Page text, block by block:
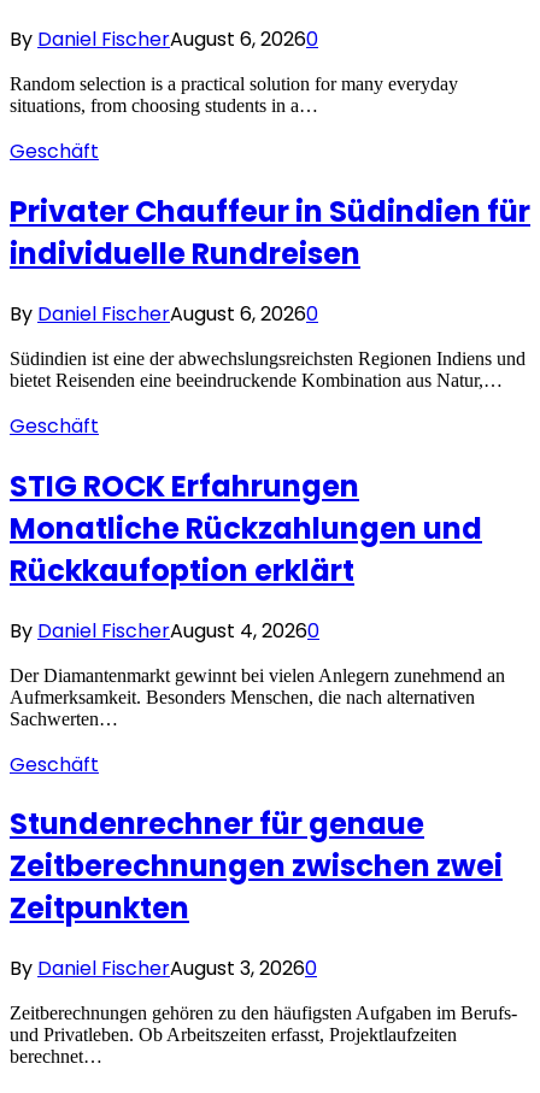
By Daniel FischerAugust 6, 20260
Random selection is a practical solution for many everyday
situations, from choosing students in a…
Geschäft
Privater Chauffeur in Südindien für
individuelle Rundreisen
By Daniel FischerAugust 6, 20260
Südindien ist eine der abwechslungsreichsten Regionen Indiens und
bietet Reisenden eine beeindruckende Kombination aus Natur,…
Geschäft
STIG ROCK Erfahrungen
Monatliche Rückzahlungen und
Rückkaufoption erklärt
By Daniel FischerAugust 4, 20260
Der Diamantenmarkt gewinnt bei vielen Anlegern zunehmend an
Aufmerksamkeit. Besonders Menschen, die nach alternativen
Sachwerten…
Geschäft
Stundenrechner für genaue
Zeitberechnungen zwischen zwei
Zeitpunkten
By Daniel FischerAugust 3, 20260
Zeitberechnungen gehören zu den häufigsten Aufgaben im Berufs-
und Privatleben. Ob Arbeitszeiten erfasst, Projektlaufzeiten
berechnet…